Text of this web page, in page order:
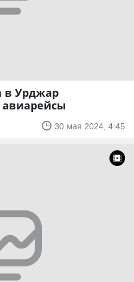
в Урджар
авиарейсы
30 мая 2024, 4:45